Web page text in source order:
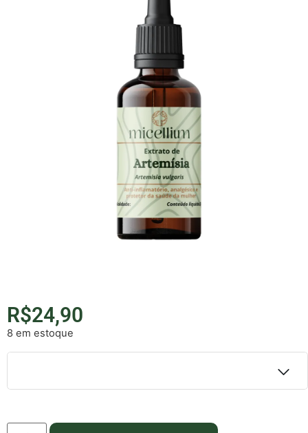
R$24,90
8 em estoque